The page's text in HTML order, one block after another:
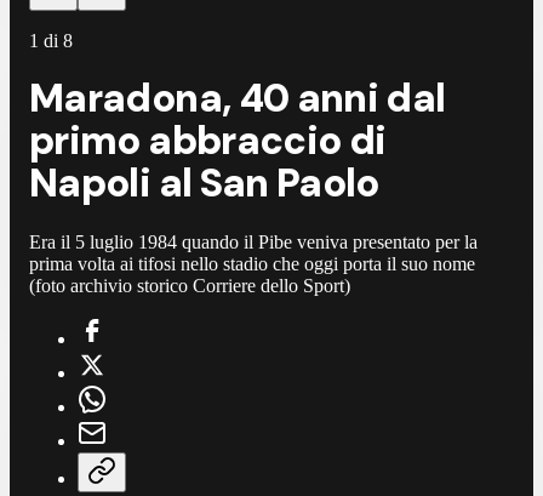
1 di 8
Maradona, 40 anni dal
primo abbraccio di
Napoli al San Paolo
Era il 5 luglio 1984 quando il Pibe veniva presentato per la
prima volta ai tifosi nello stadio che oggi porta il suo nome
(foto archivio storico Corriere dello Sport)